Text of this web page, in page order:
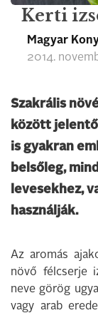
Kerti
Magyar
2014.
Szakrális
között
is gyakran
belsőleg,
levesekhez,
használják.
Az aromás
növő félcserje
neve görög
vagy arab